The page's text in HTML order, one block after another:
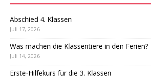
Abschied 4. Klassen
Juli 17, 2026
Was machen die Klassentiere in den Ferien?
Juli 14, 2026
Erste-Hilfekurs für die 3. Klassen